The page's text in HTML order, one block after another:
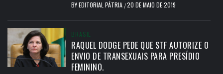
BYEDITORIAL PÁTRIA /20 DE MAIO DE 2019
BRASIL
RAQUEL DODGE PEDE QUE STF AUTORIZE O
ENVIO DE TRANSEXUAIS PARA PRESÍDIO
FEMININO.